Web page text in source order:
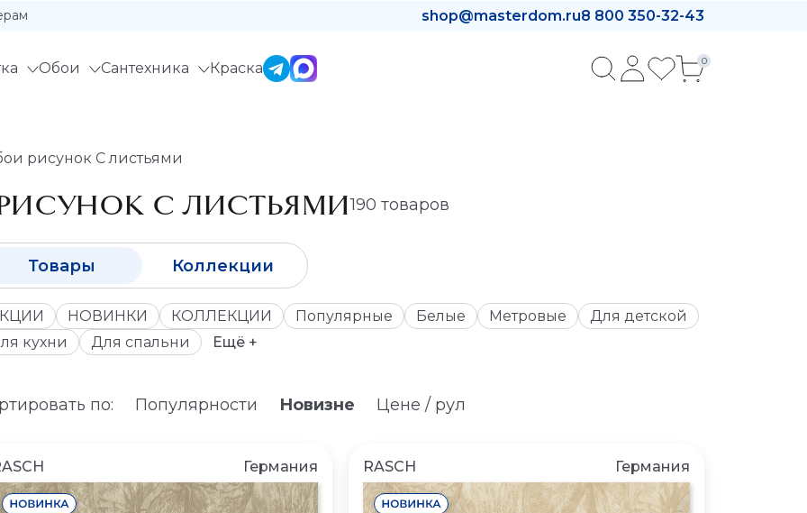
shop@masterdom.ru8 800 350-32-43
Обои Сантехника Краска 0
рисунок С листьями
С ЛИСТЬЯМИ190 товаров
Товары Коллекции
НОВИНКИ КОЛЛЕКЦИИ Популярные Белые Метровые
Для детской
кухни
Для спальни Ещё +
по: Популярности Новизне Цене / рул
Германия RASCH Германия